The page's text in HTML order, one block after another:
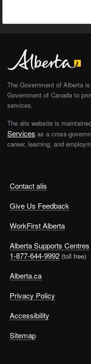
Contact alis
Give Us Feedback
WorkFirst Alberta
Alberta Supports Centres
1-877-644-9992 (toll free)
Alberta.ca
Privacy Policy
Accessibility
Sitemap
The Government of Alberta
Government of Canada to
services.
The alis website is
Services as a cross-
career, learning, and